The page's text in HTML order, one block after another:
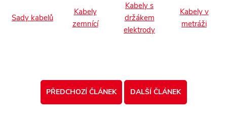
Sady kabelů
Kabely
zemnící
Kabely s
držákem
elektrody
Kabely v
metráži
PŘEDCHOZÍ ČLÁNEK DALŠÍ ČLÁNEK